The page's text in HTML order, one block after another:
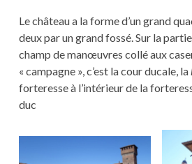
Le château a la forme d’un grand
deux par un grand fossé. Sur la
champ de manœuvres collé aux
« campagne », c’est la cour ducale, la
forteresse à l’intérieur de la
duc